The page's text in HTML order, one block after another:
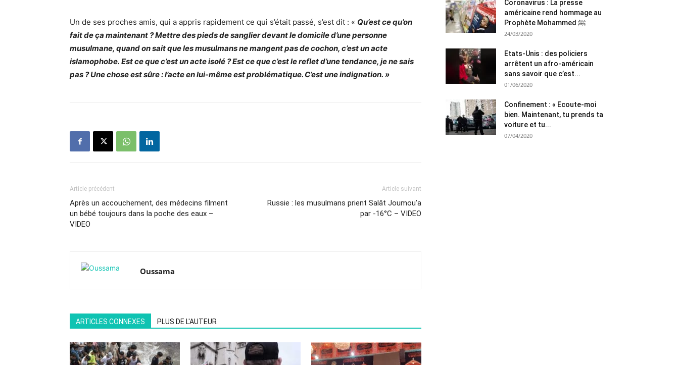
Un de ses proches amis, qui a appris rapidement ce qui s’était passé, s’est dit : « Qu’est ce qu’on
fait de ça maintenant ? Mettre des pieds de sanglier devant le domicile d’une personne
musulmane, quand on sait que les musulmans ne mangent pas de cochon, c’est un acte
islamophobe. Est ce que c’est un acte isolé ? Est ce que c’est le reflet d’une tendance, je ne sais
pas ? Une chose est sûre : l’acte en lui-même est problématique. C’est une indignation. »
Article précédent
Après un accouchement, des médecins filment
un bébé toujours dans la poche des eaux –
VIDEO
Article suivant
Russie : les musulmans prient Salât Joumou’a
par -16°C – VIDEO
Oussama
ARTICLES CONNEXES PLUS DE L'AUTEUR
Coronavirus : La presse
américaine rend hommage au
Prophète Mohammed ﷺ
24/03/2020
Etats-Unis : des policiers
arrêtent un afro-américain
sans savoir que c’est...
01/06/2020
Confinement : « Ecoute-moi
bien. Maintenant, tu prends ta
voiture et tu...
07/04/2020